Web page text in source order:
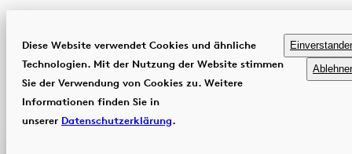
Diese Website verwendet Cookies und ähnliche
Technologien. Mit der Nutzung der Website stimmen
Sie der Verwendung von Cookies zu. Weitere
Informationen finden Sie in
unserer Datenschutzerklärung.